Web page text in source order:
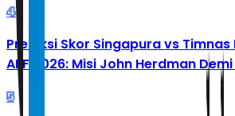
4
Prediksi Skor Singapura vs
AFF 2026: Misi John Herdman
5